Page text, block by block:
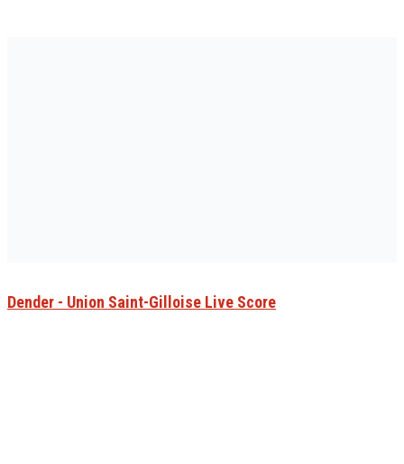
Dender - Union Saint-Gilloise Live Score